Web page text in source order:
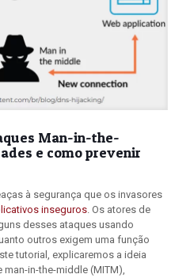
Man-in-the-
e como prevenir
à segurança que os invasores
inseguros. Os atores de
desses ataques usando
outros exigem uma função
tutorial, explicaremos a ideia
in-the-middle (MITM),